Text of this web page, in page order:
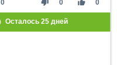
thumb_down 0 thumb_up 0
0
Осталось 25дней